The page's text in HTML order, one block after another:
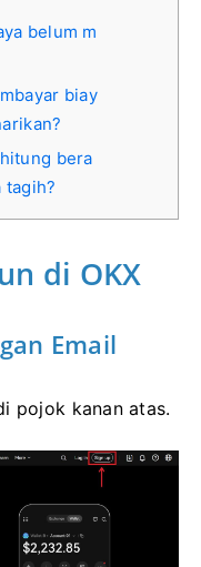
belum m
biay
bera
tagih?
di OKX
Email
pojok kanan atas.